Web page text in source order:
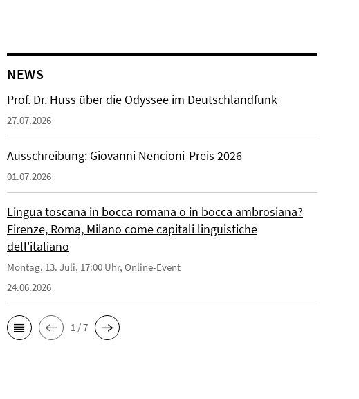
NEWS
Prof. Dr. Huss über die Odyssee im Deutschlandfunk
27.07.2026
Ausschreibung: Giovanni Nencioni-Preis 2026
01.07.2026
Lingua toscana in bocca romana o in bocca ambrosiana?
Firenze, Roma, Milano come capitali linguistiche
dell'italiano
Montag, 13. Juli, 17:00 Uhr, Online-Event
24.06.2026
1 / 7